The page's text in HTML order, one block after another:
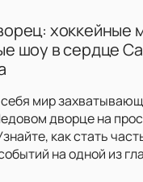
хоккейные
шоу в сердце
мир
дворце на
как стать
на одной из